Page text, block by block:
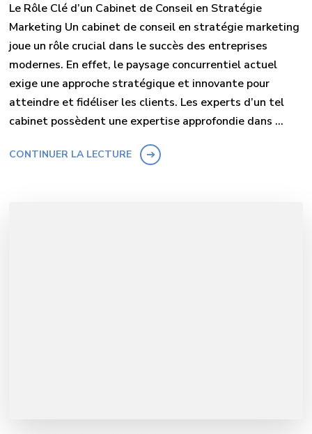
Le Rôle Clé d’un Cabinet de Conseil en Stratégie
Marketing Un cabinet de conseil en stratégie marketing
joue un rôle crucial dans le succès des entreprises
modernes. En effet, le paysage concurrentiel actuel
exige une approche stratégique et innovante pour
atteindre et fidéliser les clients. Les experts d’un tel
cabinet possèdent une expertise approfondie dans …
CONTINUER LA LECTURE